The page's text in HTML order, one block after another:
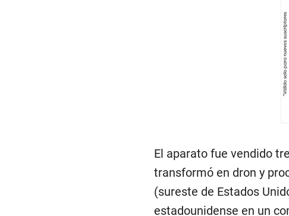
El aparato fue vendido
transformó en dron y
(sureste de Estados
estadounidense en un